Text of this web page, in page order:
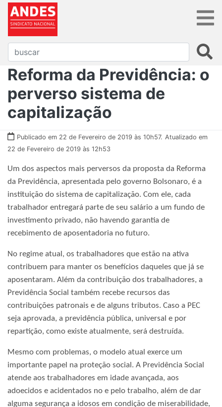
Reforma da Previdência: o
perverso sistema de
capitalização
Publicado em 22 de Fevereiro de 2019 às 10h57. Atualizado em
22 de Fevereiro de 2019 às 12h53
Um dos aspectos mais perversos da proposta da Reforma
da Previdência, apresentada pelo governo Bolsonaro, é a
instituição do sistema de capitalização. Com ele, cada
trabalhador entregará parte de seu salário a um fundo de
investimento privado, não havendo garantia de
recebimento de aposentadoria no futuro.
No regime atual, os trabalhadores que estão na ativa
contribuem para manter os benefícios daqueles que já se
aposentaram. Além da contribuição dos trabalhadores, a
Previdência Social também recebe recursos das
contribuições patronais e de alguns tributos. Caso a PEC
seja aprovada, a previdência pública, universal e por
repartição, como existe atualmente, será destruída.
Mesmo com problemas, o modelo atual exerce um
importante papel na proteção social. A Previdência Social
atende aos trabalhadores em idade avançada, aos
adoecidos e acidentados no e pelo trabalho, além de dar
alguma segurança a idosos em condição de miserabilidade,